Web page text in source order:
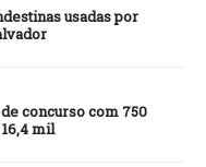
usadas por
concurso com 750
mil